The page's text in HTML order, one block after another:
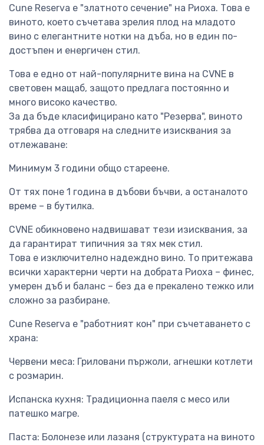
Cune Reserva е "златното сечение" на Риоха. Това е
виното, което съчетава зрелия плод на младото
вино с елегантните нотки на дъба, но в един по-
достъпен и енергичен стил.
Това е едно от най-популярните вина на CVNE в
световен мащаб, защото предлага постоянно и
много високо качество.
За да бъде класифицирано като "Резерва", виното
трябва да отговаря на следните изисквания за
отлежаване:
Минимум 3 години общо стареене.
От тях поне 1 година в дъбови бъчви, а останалото
време – в бутилка.
CVNE обикновено надвишават тези изисквания, за
да гарантират типичния за тях мек стил.
Това е изключително надеждно вино. То притежава
всички характерни черти на добрата Риоха – финес,
умерен дъб и баланс – без да е прекалено тежко или
сложно за разбиране.
Cune Reserva е "работният кон" при съчетаването с
храна:
Червени меса: Гриловани пържоли, агнешки котлети
с розмарин.
Испанска кухня: Традиционна паеля с месо или
патешко магре.
Паста: Болонезе или лазаня (структурата на виното